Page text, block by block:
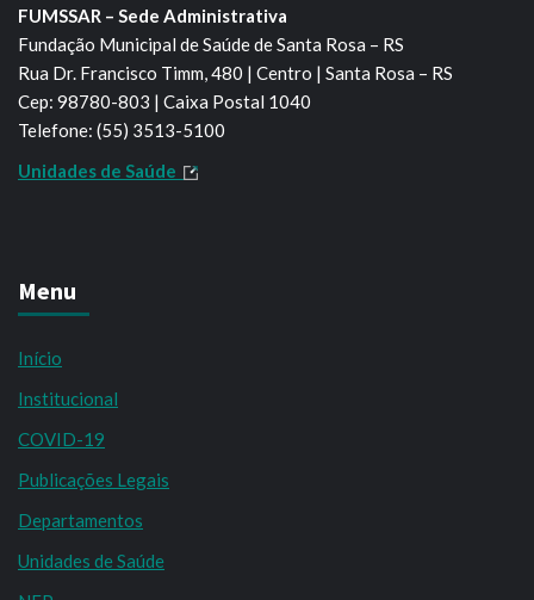
FUMSSAR – Sede Administrativa
Fundação Municipal de Saúde de Santa Rosa – RS
Rua Dr. Francisco Timm, 480 | Centro | Santa Rosa – RS
Cep: 98780-803 | Caixa Postal 1040
Telefone: (55) 3513-5100
Unidades de Saúde
Menu
Início
Institucional
COVID-19
Publicações Legais
Departamentos
Unidades de Saúde